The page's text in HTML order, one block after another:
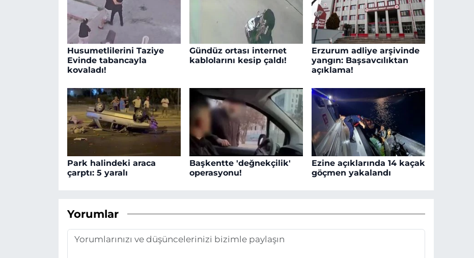
Husumetlilerini Taziye
Evinde tabancayla
kovaladı!
Gündüz ortası internet
kablolarını kesip çaldı!
Erzurum adliye arşivinde
yangın: Başsavcılıktan
açıklama!
Park halindeki araca
çarptı: 5 yaralı
Başkentte 'değnekçilik'
operasyonu!
Ezine açıklarında 14 kaçak
göçmen yakalandı
Yorumlar